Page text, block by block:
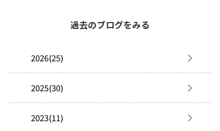
過去のブログをみる
2026(25)
2025(30)
2023(11)